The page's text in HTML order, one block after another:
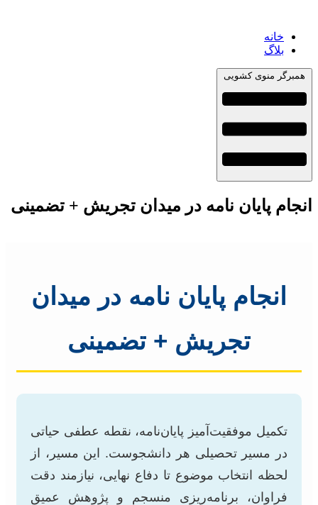
خانه
بلاگ
همبرگر منوی کشویی
انجام پایان نامه در میدان تجریش + تضمینی
انجام پایان نامه در میدان
تجریش + تضمینی
تکمیل موفقیت‌آمیز پایان‌نامه، نقطه عطفی حیاتی
در مسیر تحصیلی هر دانشجوست. این مسیر، از
لحظه انتخاب موضوع تا دفاع نهایی، نیازمند دقت
فراوان، برنامه‌ریزی منسجم و پژوهش عمیق